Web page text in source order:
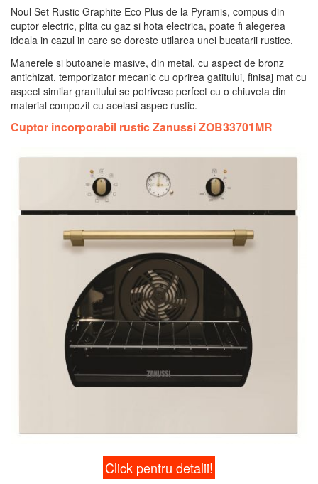
Noul Set Rustic Graphite Eco Plus de la Pyramis, compus din
cuptor electric, plita cu gaz si hota electrica, poate fi alegerea
ideala in cazul in care se doreste utilarea unei bucatarii rustice.
Manerele si butoanele masive, din metal, cu aspect de bronz
antichizat, temporizator mecanic cu oprirea gatitului, finisaj mat cu
aspect similar granitului se potrivesc perfect cu o chiuveta din
material compozit cu acelasi aspec rustic.
Cuptor incorporabil rustic Zanussi ZOB33701MR
Click pentru detalii!